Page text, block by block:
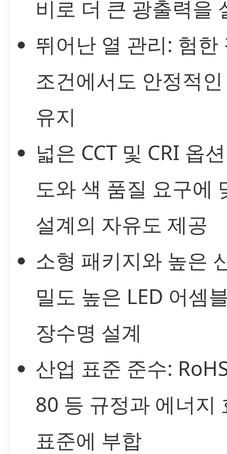
비로 더 큰 광출력을
뛰어난 열 관리: 험한
조건에서도 안정적
유지
넓은 CCT 및 CRI 옵
도와 색 품질 요구에
설계의 자유도 제공
소형 패키지와 높은
밀도 높은 LED 어셈
장수명 설계
산업 표준 준수:
80 등 규정과 에너지
표준에 부합